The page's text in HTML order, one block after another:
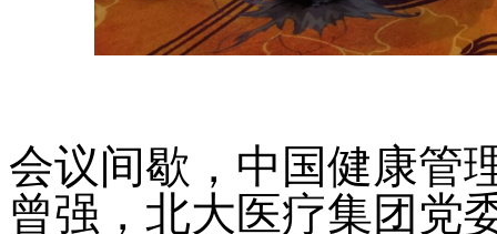
会议间歇，中国健康管
曾强，北大医疗集团党